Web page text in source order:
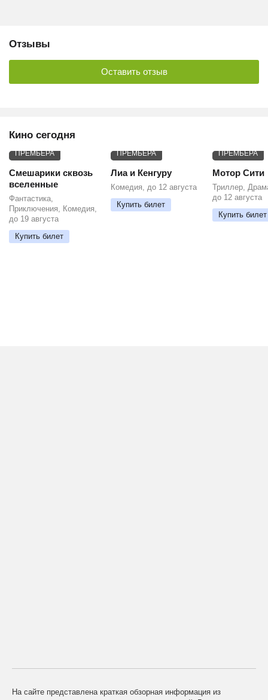
Отзывы
Оставить отзыв
Кино сегодня
ПРЕМЬЕРА
Смешарики сквозь
вселенные
Фантастика,
Приключения, Комедия,
до 19 августа
Купить билет
ПРЕМЬЕРА
Лиа и Кенгуру
Комедия, до 12 августа
Купить билет
ПРЕМЬЕРА
Мотор Сити
Триллер,
до 12 августа
Купить билет
На сайте представлена краткая обзорная информация из